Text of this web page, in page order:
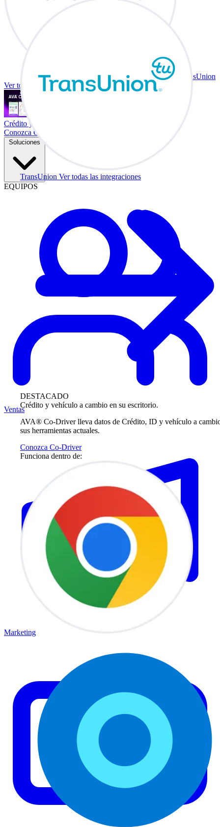
TransUnion Ver todas las integraciones
DESTACADO
Crédito y vehículo a cambio en su escritorio.
AVA® Co-Driver lleva datos de Crédito, ID y vehículo a
sus herramientas actuales.
Conozca Co-Driver
Funciona dentro de:
TransUnion
Ver todas las integraciones
Crédito y vehículo a cambio en su escritorio.
Conozca Co-Driver
Soluciones
EQUIPOS
Ventas
Marketing